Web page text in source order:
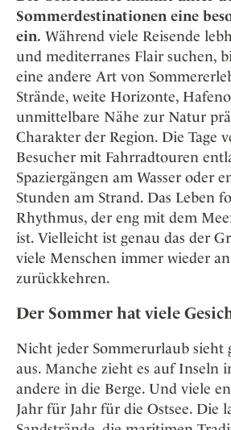
Sommerdestinationen eine
ein. Während viele Reisende
und mediterranes Flair suchen,
eine andere Art von
Strände, weite Horizonte,
unmittelbare Nähe zur Natur
Charakter der Region. Die Tage
Besucher mit Fahrradtouren
Spaziergängen am Wasser oder
Stunden am Strand. Das Leben
Rhythmus, der eng mit dem
ist. Vielleicht ist genau das der
viele Menschen immer wieder an
zurückkehren.
Der Sommer hat viele
Nicht jeder Sommerurlaub sieht
aus. Manche zieht es auf Inseln
andere in die Berge. Und viele
Jahr für Jahr für die Ostsee. Die